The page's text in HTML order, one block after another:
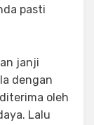
pasti
janji
dengan
oleh
Lalu